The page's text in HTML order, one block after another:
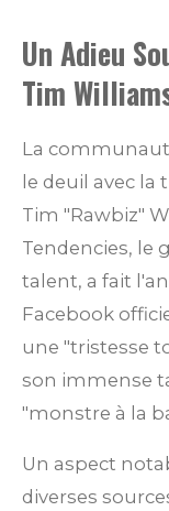
Un Adieu
Tim
La
le deuil avec la
Tim "Rawbiz"
Tendencies, le
talent, a fait
Facebook
une "tristesse
son immense
"monstre à la
Un aspect
diverses